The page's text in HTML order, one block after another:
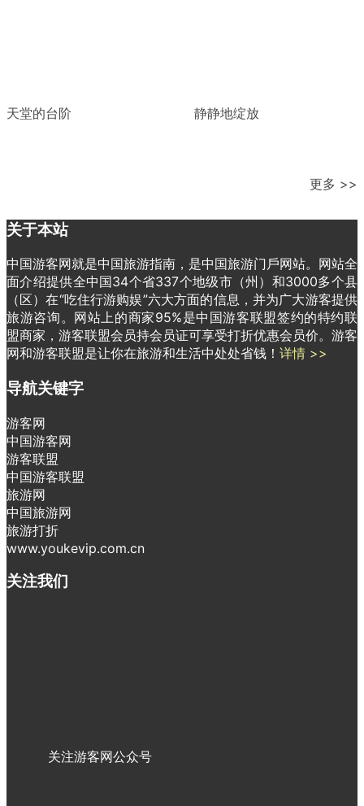
天堂的台阶 静静地绽放
更多 >>
关于本站
中国游客网就是中国旅游指南，是中国旅游门戶网站。网站全
面介绍提供全中国34个省337个地级市（州）和3000多个县
（区）在“吃住行游购娱”六大方面的信息，并为广大游客提供
旅游咨询。网站上的商家95%是中国游客联盟签约的特约联
盟商家，游客联盟会员持会员证可享受打折优惠会员价。游客
网和游客联盟是让你在旅游和生活中处处省钱！ 详情 >>
导航关键字
游客网
中国游客网
游客联盟
中国游客联盟
旅游网
中国旅游网
旅游打折
www.youkevip.com.cn
关注我们
关注游客网公众号